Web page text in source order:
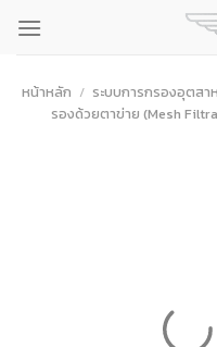
เนื้อหาหน้าหลัก / ระบบการกรองอุตส
รองด้วยตาข่าย (Mesh